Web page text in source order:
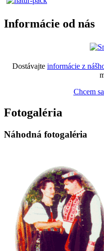
Informácie od nás
Dostávajte informácie z
Chcem
Fotogaléria
Náhodná fotogaléria